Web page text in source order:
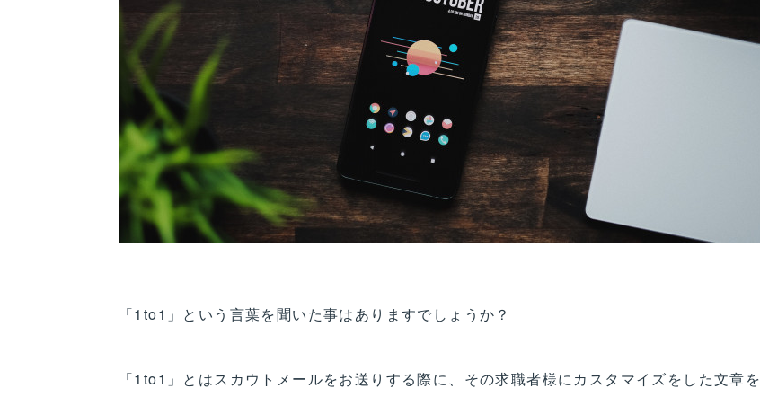
「1to1」という言葉を聞いた事はありますでしょうか？
「1to1」とはスカウトメールをお送りする際に、その求職者様にカスタマイズをした文章を